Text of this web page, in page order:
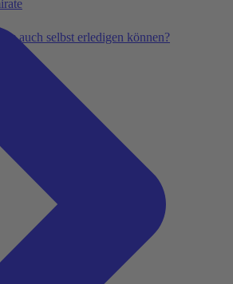
auch selbst erledigen können?